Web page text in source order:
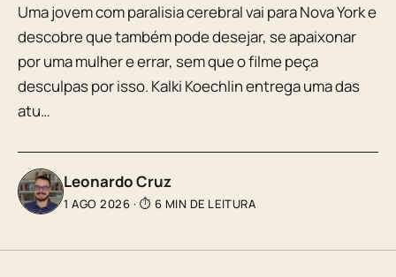
Uma jovem com paralisia cerebral vai para Nova York e
descobre que também pode desejar, se apaixonar
por uma mulher e errar, sem que o filme peça
desculpas por isso. Kalki Koechlin entrega uma das
atu…
Leonardo Cruz
1 AGO 2026 · ⏱ 6 MIN DE LEITURA